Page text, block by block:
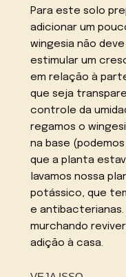
Para este solo
adicionar um
wingesia não
estimular um
em relação à
que seja
controle da
regamos o
na base
que a planta
lavamos nossa
potássico, que
e antibacterianas.
murchando
adição à casa.